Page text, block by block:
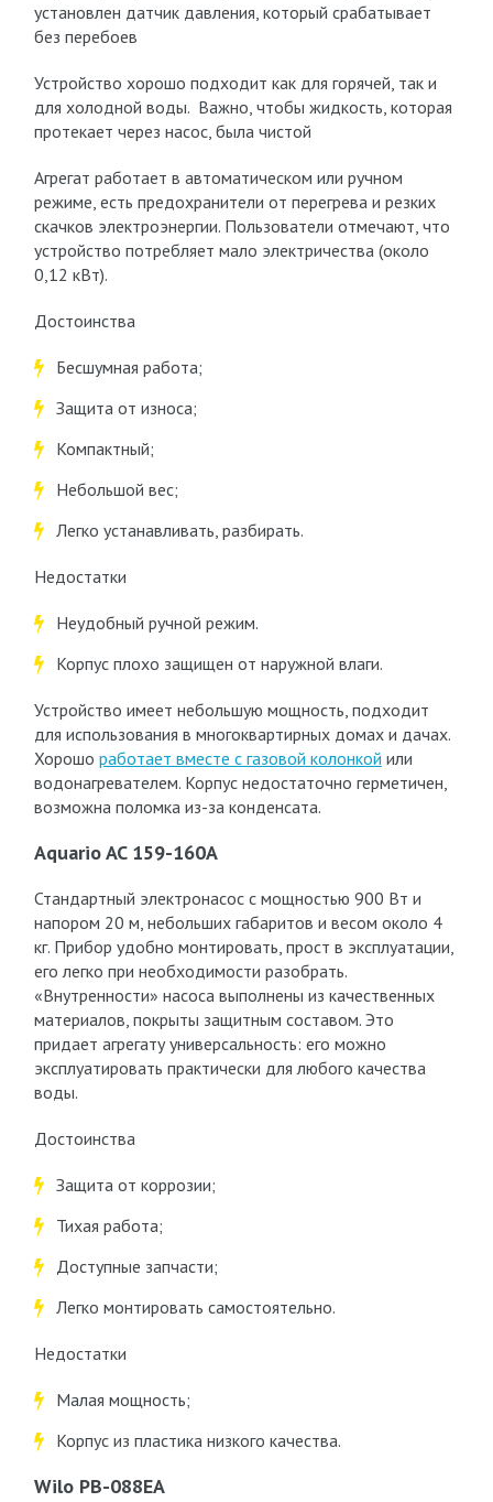
установлен датчик давления, который срабатывает
без перебоев
Устройство хорошо подходит как для горячей, так и
для холодной воды. Важно, чтобы жидкость, которая
протекает через насос, была чистой
Агрегат работает в автоматическом или ручном
режиме, есть предохранители от перегрева и резких
скачков электроэнергии. Пользователи отмечают, что
устройство потребляет мало электричества (около
0,12 кВт).
Достоинства
Бесшумная работа;
Защита от износа;
Компактный;
Небольшой вес;
Легко устанавливать, разбирать.
Недостатки
Неудобный ручной режим.
Корпус плохо защищен от наружной влаги.
Устройство имеет небольшую мощность, подходит
для использования в многоквартирных домах и дачах.
Хорошо работает вместе с газовой колонкой или
водонагревателем. Корпус недостаточно герметичен,
возможна поломка из-за конденсата.
Aquario AC 159-160A
Стандартный электронасос с мощностью 900 Вт и
напором 20 м, небольших габаритов и весом около 4
кг. Прибор удобно монтировать, прост в эксплуатации,
его легко при необходимости разобрать.
«Внутренности» насоса выполнены из качественных
материалов, покрыты защитным составом. Это
придает агрегату универсальность: его можно
эксплуатировать практически для любого качества
воды.
Достоинства
Защита от коррозии;
Тихая работа;
Доступные запчасти;
Легко монтировать самостоятельно.
Недостатки
Малая мощность;
Корпус из пластика низкого качества.
Wilo PB-088EA